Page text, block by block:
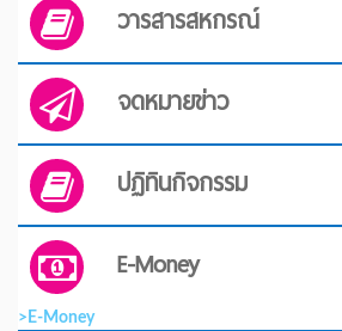
วารสารสหกรณ์
จดหมายข่าว
ปฏิทินกิจกรรม
E-Money
>E-Money